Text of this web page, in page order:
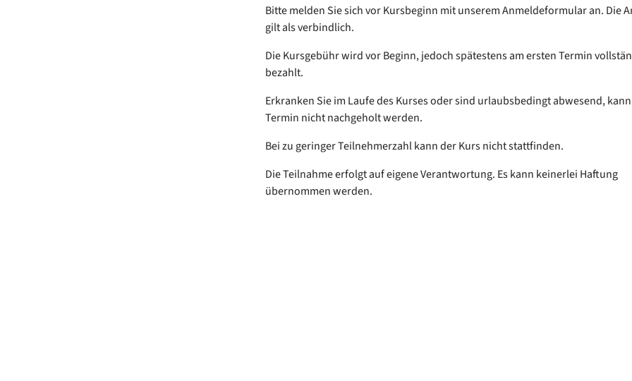
Bitte melden Sie sich vor Kursbeginn mit unserem Anmeldeformular an. Die
gilt als verbindlich.
Die Kursgebühr wird vor Beginn, jedoch spätestens am ersten Termin
bezahlt.
Erkranken Sie im Laufe des Kurses oder sind urlaubsbedingt abwesend,
Termin nicht nachgeholt werden.
Bei zu geringer Teilnehmerzahl kann der Kurs nicht stattfinden.
Die Teilnahme erfolgt auf eigene Verantwortung. Es kann keinerlei Haftung
übernommen werden.